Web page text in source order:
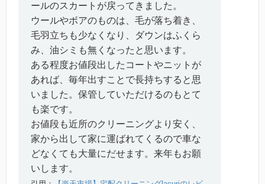
ールのスカートが戻ってきました。
ウールやボアのものは、毛が落ち着き、
毛羽立ちも少なくなり、ダウンはふくら
み、油シミも無くなったと思います。
ある程度お値段出したコートやニットが
あれば、毎年出すことで長持ちすると思
いました。保管していただけるのもとて
も楽です。
お値段も近所のクリーニングより安く、
家から出して家に運ばれてくるので車な
どなくても大量にだせます。来年もお願
いします。